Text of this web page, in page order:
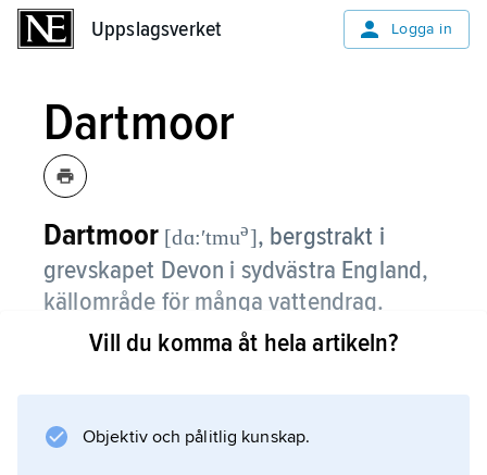
Uppslagsverket Logga in
Dartmoor
Dartmoor [dɑ:ʹtmuə], bergstrakt i
grevskapet Devon i sydvästra England,
källområde för många vattendrag.
Förr var D. till stor del skogbeklätt, men nu
vittrade klippblock, s.k. torer, reser sig från
Vill du komma åt hela artikeln?
Objektiv och pålitlig kunskap.